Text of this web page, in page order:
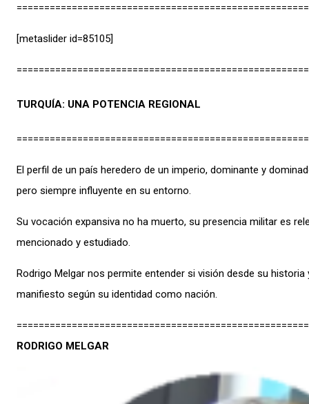
[metaslider id=85105]
TURQUÍA: UNA POTENCIA REGIONAL
El perfil de un país heredero de un imperio, dominante y
pero siempre influyente en su entorno.
Su vocación expansiva no ha muerto, su presencia militar es
mencionado y estudiado.
Rodrigo Melgar nos permite entender si visión desde su
manifiesto según su identidad como nación.
RODRIGO MELGAR